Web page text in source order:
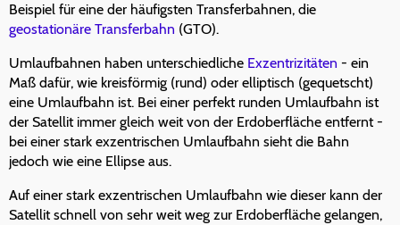
Beispiel für eine der häufigsten Transferbahnen, die
geostationäre Transferbahn (GTO).
Umlaufbahnen haben unterschiedliche Exzentrizitäten - ein
Maß dafür, wie kreisförmig (rund) oder elliptisch (gequetscht)
eine Umlaufbahn ist. Bei einer perfekt runden Umlaufbahn ist
der Satellit immer gleich weit von der Erdoberfläche entfernt -
bei einer stark exzentrischen Umlaufbahn sieht die Bahn
jedoch wie eine Ellipse aus.
Auf einer stark exzentrischen Umlaufbahn wie dieser kann der
Satellit schnell von sehr weit weg zur Erdoberfläche gelangen,